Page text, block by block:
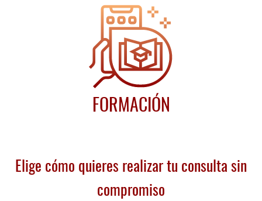
FORMACIÓN
Elige cómo quieres realizar tu consulta sin
compromiso